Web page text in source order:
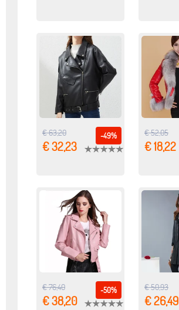
-49%
€ 63,20
€ 32,23
€ 52,05
€ 18,22
-50%
€ 76,40
€ 38,20
€ 50,93
€ 26,49